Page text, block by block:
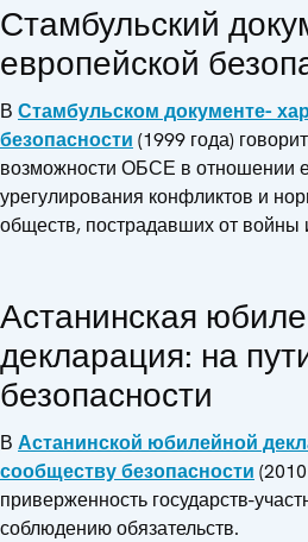
Стамбульский
европейской
В Стамбульском документе-
безопасности (1999 года)
возможности ОБСЕ в отношении
урегулирования конфликтов и
обществ, пострадавших от войны
Астанинская
декларация: на
безопасности
В Астанинской юбилейной
сообществу безопасности
приверженность государств-
соблюдению обязательств.